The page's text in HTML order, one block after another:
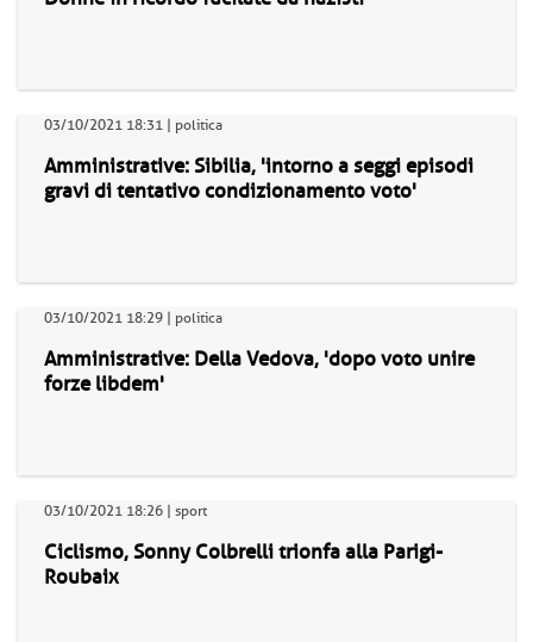
03/10/2021 18:31 | politica
Amministrative: Sibilia, 'intorno a seggi episodi
gravi di tentativo condizionamento voto'
03/10/2021 18:29 | politica
Amministrative: Della Vedova, 'dopo voto unire
forze libdem'
03/10/2021 18:26 | sport
Ciclismo, Sonny Colbrelli trionfa alla Parigi-
Roubaix